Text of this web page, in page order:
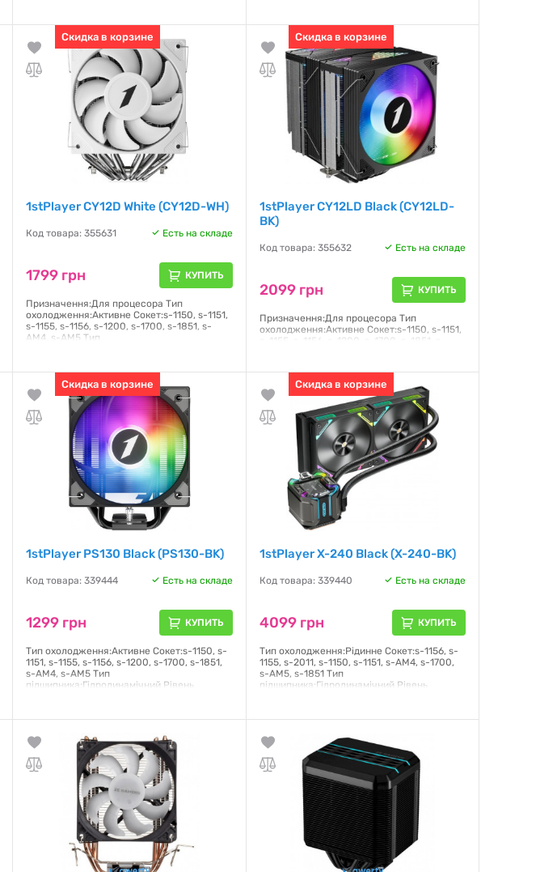
Скидка в корзине
1stPlayer CY12D White (CY12D-WH)
Код товара: 355631 Есть на складе
1799 грн КУПИТЬ
Призначення:Для процесора Тип
охолодження:Активне Сокет:s-1150, s-1151,
s-1155, s-1156, s-1200, s-1700, s-1851, s-
AM4, s-AM5 Тип
Гарантия:12 месяцев
Скидка в корзине
1stPlayer CY12LD Black (CY12LD-
BK)
Код товара: 355632 Есть на складе
2099 грн КУПИТЬ
Призначення:Для процесора Тип
охолодження:Активне Сокет:s-1150, s-1151,
s-1155, s-1156, s-1200, s-1700, s-1851, s-
Гарантия:12 месяцев
Скидка в корзине
1stPlayer PS130 Black (PS130-BK)
Код товара: 339444 Есть на складе
1299 грн КУПИТЬ
Тип охолодження:Активне Сокет:s-1150, s-
1151, s-1155, s-1156, s-1200, s-1700, s-1851,
s-AM4, s-AM5 Тип
підшипника:Гідродинамічний Рівень
Гарантия:36 месяцев
Скидка в корзине
1stPlayer X-240 Black (X-240-BK)
Код товара: 339440 Есть на складе
4099 грн КУПИТЬ
Тип охолодження:Рідинне Сокет:s-1156, s-
1155, s-2011, s-1150, s-1151, s-AM4, s-1700,
s-AM5, s-1851 Тип
підшипника:Гідродинамічний Рівень
Гарантия:24 месяца